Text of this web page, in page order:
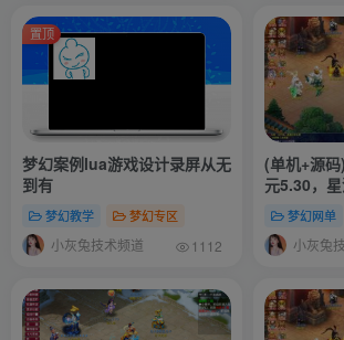
置顶
梦幻案例lua游戏设计录屏从无
到有
梦幻教学 梦幻专区
小灰兔技术频道 1112
(单机+源
元5.30，
基础上融合
梦幻网单
小灰兔